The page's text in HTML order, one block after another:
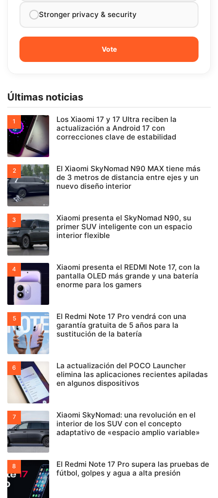
Stronger privacy & security
Últimas noticias
Los Xiaomi 17 y 17 Ultra reciben la
actualización a Android 17 con
correcciones clave de estabilidad
El Xiaomi SkyNomad N90 MAX tiene más
de 3 metros de distancia entre ejes y un
nuevo diseño interior
Xiaomi presenta el SkyNomad N90, su
primer SUV inteligente con un espacio
interior flexible
Xiaomi presenta el REDMI Note 17, con la
pantalla OLED más grande y una batería
enorme para los gamers
El Redmi Note 17 Pro vendrá con una
garantía gratuita de 5 años para la
sustitución de la batería
La actualización del POCO Launcher
elimina las aplicaciones recientes apiladas
en algunos dispositivos
Xiaomi SkyNomad: una revolución en el
interior de los SUV con el concepto
adaptativo de «espacio amplio variable»
El Redmi Note 17 Pro supera las pruebas de
fútbol, golpes y agua a alta presión